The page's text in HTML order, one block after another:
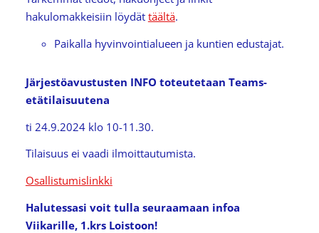
hakulomakkeisiin löydät täältä.
Paikalla hyvinvointialueen ja kuntien edustajat.
Järjestöavustusten INFO toteutetaan Teams-
etätilaisuutena
ti 24.9.2024 klo 10-11.30.
Tilaisuus ei vaadi ilmoittautumista.
Osallistumislinkki
Halutessasi voit tulla seuraamaan infoa
Viikarille, 1.krs Loistoon!